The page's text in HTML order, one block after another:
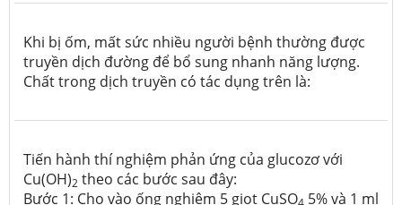
Khi bị ốm, mất sức nhiều người bệnh thường được
truyền dịch đường để bổ sung nhanh năng lượng.
Chất trong dịch truyền có tác dụng trên là:
Tiến hành thí nghiệm phản ứng của glucozơ với
Cu(OH)2 theo các bước sau đây:
Bước 1: Cho vào ống nghiệm 5 giọt CuSO 5% và 1 ml